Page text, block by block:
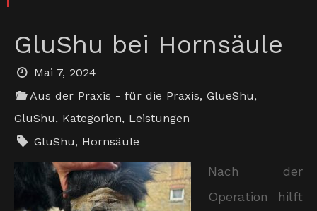
GluShu bei Hornsäule
Mai 7, 2024
Aus der Praxis - für die Praxis,GlueShu,
GluShu, Kategorien, Leistungen
GluShu, Hornsäule
Nach der
Operation hilft